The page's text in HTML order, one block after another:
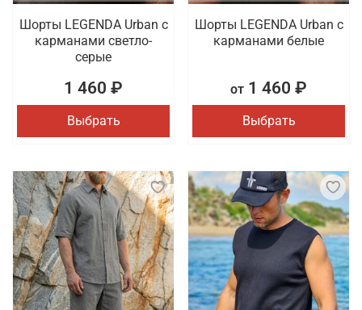
Шорты LEGENDA Urban c
карманами светло-
серые
1 460 ₽
Выбрать
Шорты LEGENDA Urban c
карманами белые
от 1 460 ₽
Выбрать